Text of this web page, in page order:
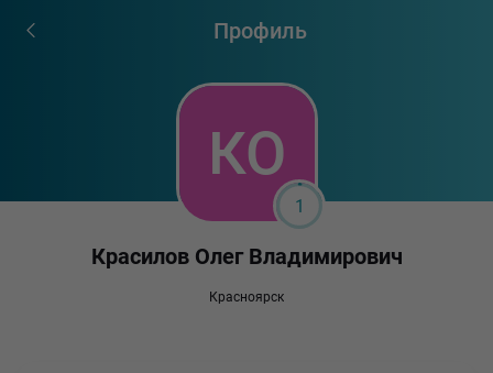
Профиль
1
Красилов Олег Владимирович
Красноярск